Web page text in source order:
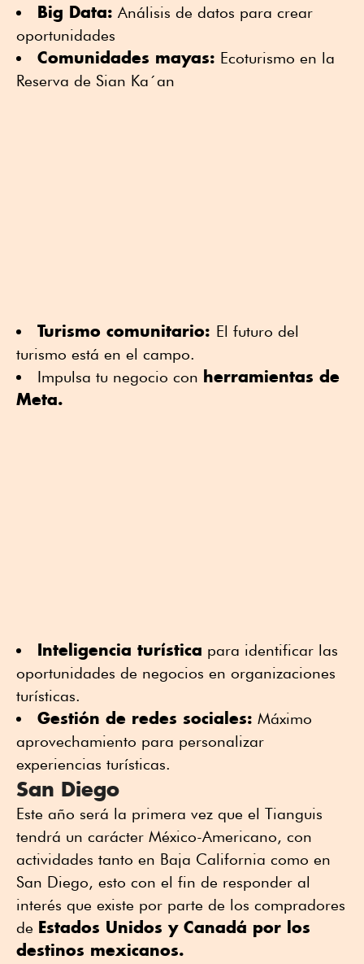
Big Data: Análisis de datos para crear
oportunidades
Comunidades mayas: Ecoturismo en la
Reserva de Sian Ka´an
Turismo comunitario: El futuro del
turismo está en el campo.
Impulsa tu negocio con herramientas de
Meta.
Inteligencia turística para identificar las
oportunidades de negocios en organizaciones
turísticas.
Gestión de redes sociales: Máximo
aprovechamiento para personalizar
experiencias turísticas.
San Diego
Este año será la primera vez que el Tianguis
tendrá un carácter México-Americano, con
actividades tanto en Baja California como en
San Diego, esto con el fin de responder al
interés que existe por parte de los compradores
de Estados Unidos y Canadá por los
destinos mexicanos.